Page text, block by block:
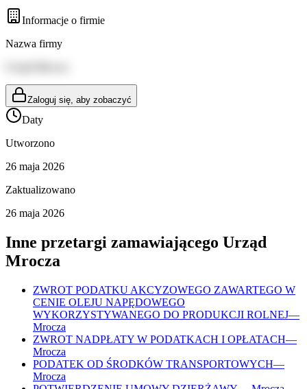
Informacje o firmie
Nazwa firmy
Zaloguj się, aby zobaczyć
Daty
Utworzono
26 maja 2026
Zaktualizowano
26 maja 2026
Inne przetargi zamawiającego Urząd
Mrocza
ZWROT PODATKU AKCYZOWEGO ZAWARTEGO W
CENIE OLEJU NAPĘDOWEGO
WYKORZYSTYWANEGO DO PRODUKCJI ROLNEJ—
Mrocza
ZWROT NADPŁATY W PODATKACH I OPŁATACH—
Mrocza
PODATEK OD ŚRODKÓW TRANSPORTOWYCH—
Mrocza